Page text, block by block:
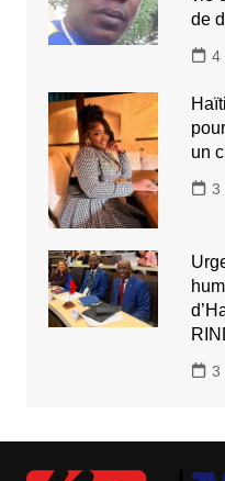
de
4
un
3
3